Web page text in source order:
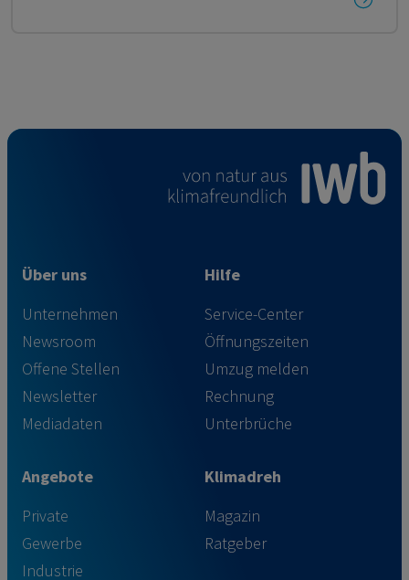
Über uns
Unternehmen
Newsroom
Offene Stellen
Newsletter
Mediadaten
Hilfe
Service-Center
Öffnungszeiten
Umzug melden
Rechnung
Unterbrüche
Angebote
Private
Gewerbe
Industrie
Klimadreh
Magazin
Ratgeber